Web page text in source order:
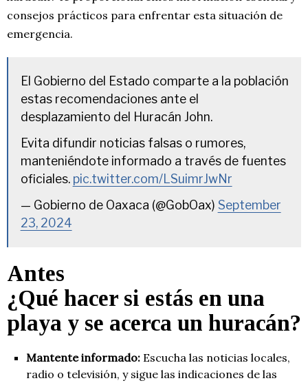
consejos prácticos para enfrentar esta situación de
emergencia.
El Gobierno del Estado comparte a la población
estas recomendaciones ante el
desplazamiento del Huracán John.
Evita difundir noticias falsas o rumores,
manteniéndote informado a través de fuentes
oficiales. pic.twitter.com/LSuimrJwNr
— Gobierno de Oaxaca (@GobOax) September
23, 2024
Antes
¿Qué hacer si estás en una
playa y se acerca un huracán?
Mantente informado: Escucha las noticias locales,
radio o televisión, y sigue las indicaciones de las